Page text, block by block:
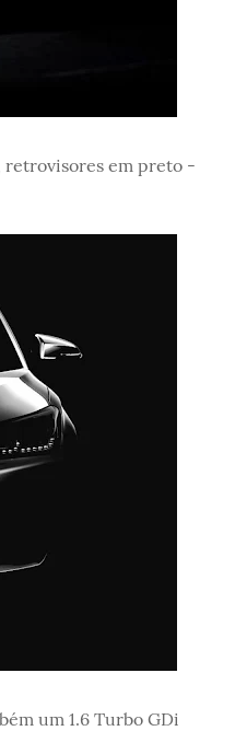
retrovisores em preto -
um 1.6 Turbo GDi